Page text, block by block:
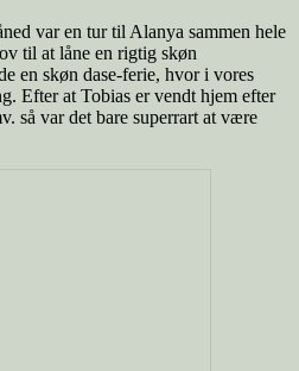
var en tur til Alanya sammen hele
til at låne en rigtig skøn
en skøn dase-ferie, hvor i vores
Efter at Tobias er vendt hjem efter
så var det bare superrart at være